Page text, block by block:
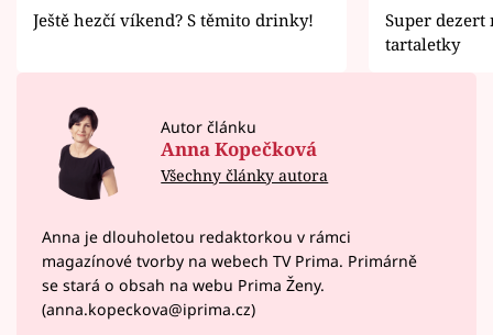
Ještě hezčí víkend? S těmito drinky!
Super dezert
tartaletky
Autor článku
Anna Kopečková
Všechny články autora
Anna je dlouholetou redaktorkou v rámci
magazínové tvorby na webech TV Prima. Primárně
se stará o obsah na webu Prima Ženy.
(anna.kopeckova@iprima.cz)